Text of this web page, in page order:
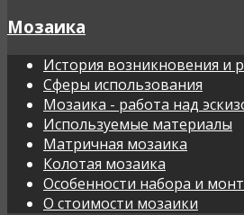
Мозаика
История возникновения и
Сферы использования
Мозаика - работа над
Используемые материалы
Матричная мозаика
Колотая мозаика
Особенности набора и
О стоимости мозаики